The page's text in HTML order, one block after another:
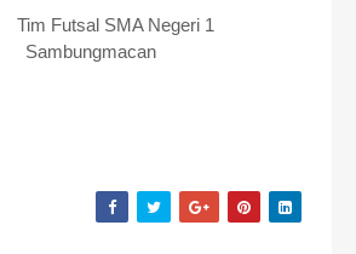
Tim Futsal SMA Negeri 1
Sambungmacan